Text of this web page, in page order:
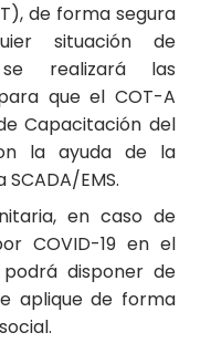
de forma segura
situación de
realizará las
que el COT-A
Capacitación del
la ayuda de la
EMS.
en caso de
COVID-19 en el
disponer de
aplique de forma